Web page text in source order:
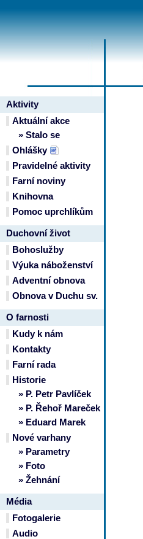
Aktivity
Aktuální akce
» Stalo se
Ohlášky
Pravidelné aktivity
Farní noviny
Knihovna
Pomoc uprchlíkům
Duchovní život
Bohoslužby
Výuka náboženství
Adventní obnova
Obnova v Duchu sv.
O farnosti
Kudy k nám
Kontakty
Farní rada
Historie
» P. Petr Pavlíček
» P. Řehoř Mareček
» Eduard Marek
Nové varhany
» Parametry
» Foto
» Žehnání
Média
Fotogalerie
Audio